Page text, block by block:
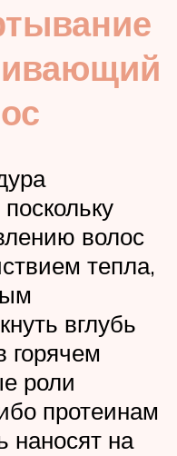
волос
тепла,
вглубь
горячем
роли
протеинам
наносят на